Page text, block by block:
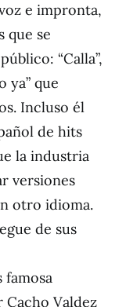
e impronta,
que se
“Calla”,
ya” que
Incluso él
de hits
la industria
versiones
otro idioma.
de sus
famosa
Cacho Valdez